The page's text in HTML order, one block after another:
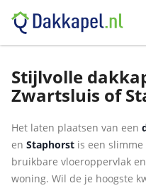
Stijlvolle
Zwartsluis of
Het laten plaatsen van een
en Staphorst is een
bruikbare vloeroppervlak
woning. Wil de je hoogste